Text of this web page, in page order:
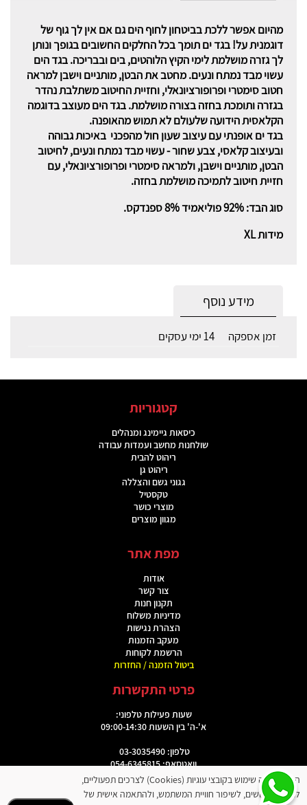
מהיום אפשר ללכת בביטחון לחוף הים גם אם אין לך גוף של
דוגמנית על! בגד ים תומך בכל החלקים החשובים בגופך ונותן
לך גזרה מושלמת לימי הקיץ הלוהטים, בים ובבריכה. בגד הים
עשוי מבד נמתח ונעים. מחטב את הבטן, מותניים וישבן למראה
חטוב סימטרי ופרופורציונאלי, וחזיית החיטוב משתלבת נהדר
בגזרה ותומכת בחזה בצורה מושלמת. בגד הים מעוצב בדוגמה
הקלאסית הידועה שלעולם לא תמוש מהאופנה.
בגד ים אופנתי עם עיצוב שעון חול מהפכני באיכות גבוהה
ובעיצוב קלאסי, צבע שחור - עשוי מבד נמתח ונעים, לחיטוב
הבטן, מותניים וישבן, ולמראה סימטרי ופרופורציונאלי, עם
חזיית חיטוב לתמיכה מושלמת בחזה.
סוג הבד:
מידותXL
מידע נוסף
זמן אספקה 14 ימי עסקים
קטגוריות
כיסאות גיימינג ומנהלים
שולחנות מחשב ועמדות עבודה
ריהוט להבית
ריהוט גן
גגוני גשם והצללה
טקסטיל
מוצרי כושר
מגוון מוצרים
מפת אתר
אודות
צור קשר
תקנון חנות
מדיניות משלוח
הצהרת נגישות
מעקב הזמנות
הרשמת לקוחות
ביטול הזמנה / החזרות
פרטי התקשרות
שעות פעילות טלפוני:
א'-ה' בין השעות 09:00-14:30
טלפון: 03-3035490
וואטסאפ: 054-6345815
elinewdeal@gmail.com
האתר עושה שימוש בקובצי עוגיות (Cookies) לצרכים תפעוליים,
לניתוח שימושים, לשיפור חוויית המשתמש, ולהתאמה אישית של